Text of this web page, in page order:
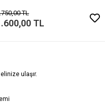
TL
TL
ulaşır.